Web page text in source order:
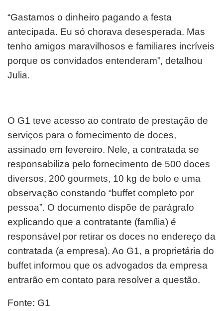
“Gastamos o dinheiro pagando a festa
antecipada. Eu só chorava desesperada. Mas
tenho amigos maravilhosos e familiares incríveis
porque os convidados entenderam”, detalhou
Julia.
O G1 teve acesso ao contrato de prestação de
serviços para o fornecimento de doces,
assinado em fevereiro. Nele, a contratada se
responsabiliza pelo fornecimento de 500 doces
diversos, 200 gourmets, 10 kg de bolo e uma
observação constando “buffet completo por
pessoa”. O documento dispõe de parágrafo
explicando que a contratante (família) é
responsável por retirar os doces no endereço da
contratada (a empresa). Ao G1, a proprietária do
buffet informou que os advogados da empresa
entrarão em contato para resolver a questão.
Fonte: G1